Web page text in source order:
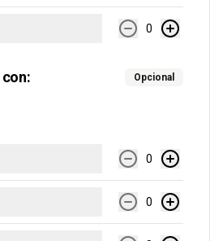
Personales LA RECETA Y CIA
Promociones
0
Opcional
0
0